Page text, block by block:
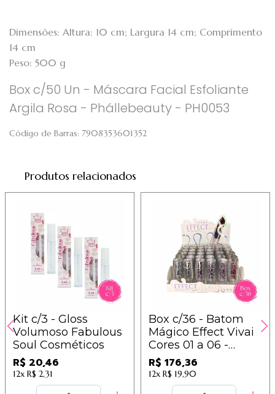
Dimensões: Altura: 10 cm; Largura 14 cm; Comprimento
14 cm
Peso: 500 g
Box c/50 Un - Máscara Facial Esfoliante
Argila Rosa - Phállebeauty - PH0053
Código de Barras: 7908353601352
Produtos relacionados
Kit c/3 - Gloss
Volumoso Fabulous
Soul Cosméticos
R$ 20,46
12x R$ 2,31
Box c/36 - Batom
Mágico Effect Vivai
Cores 01 a 06 -
3416.1.1
R$ 176,36
12x R$ 19,90